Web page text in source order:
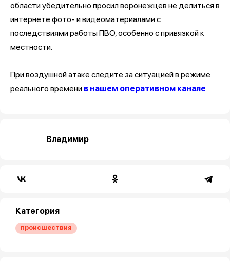
области убедительно просил воронежцев не делиться в
интернете фото‑ и видеоматериалами с
последствиями работы ПВО, особенно с привязкой к
местности.
При воздушной атаке следите за ситуацией в режиме
реального времени в нашем оперативном канале
Владимир
Категория
происшествия